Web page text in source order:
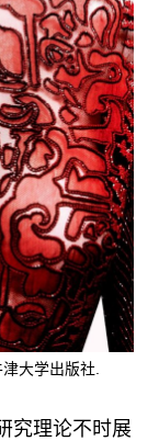
津大学出版社.
究理论不时展